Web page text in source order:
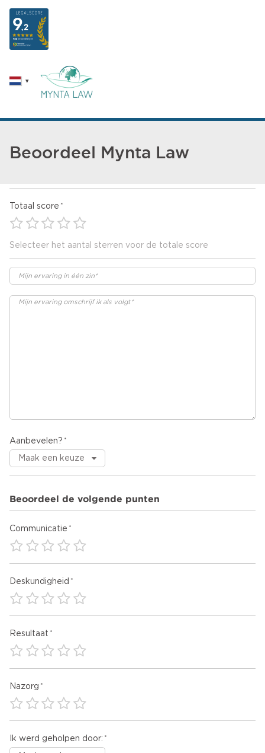
Beoordeel Mynta Law
Totaal score
Selecteer het aantal sterren voor de totale score
Aanbevelen?
Beoordeel de volgende punten
Communicatie
Deskundigheid
Resultaat
Nazorg
Ik werd geholpen door: